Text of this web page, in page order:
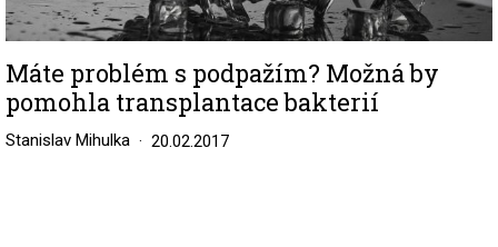
Máte problém s podpažím? Možná by
pomohla transplantace bakterií
Stanislav Mihulka 20.02.2017